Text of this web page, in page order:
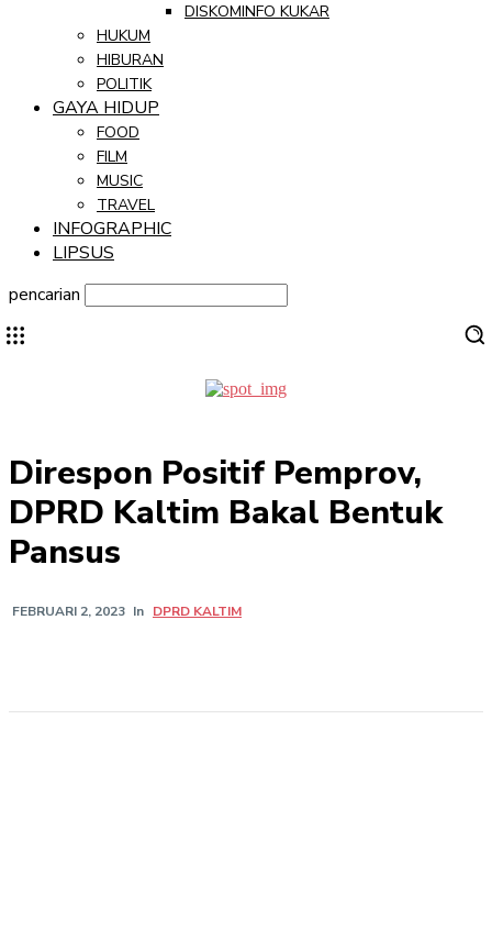
DISKOMINFO KUKAR
HUKUM
HIBURAN
POLITIK
GAYA HIDUP
FOOD
FILM
MUSIC
TRAVEL
INFOGRAPHIC
LIPSUS
pencarian
Direspon Positif Pemprov,
DPRD Kaltim Bakal Bentuk
Pansus
FEBRUARI 2, 2023 In DPRD KALTIM